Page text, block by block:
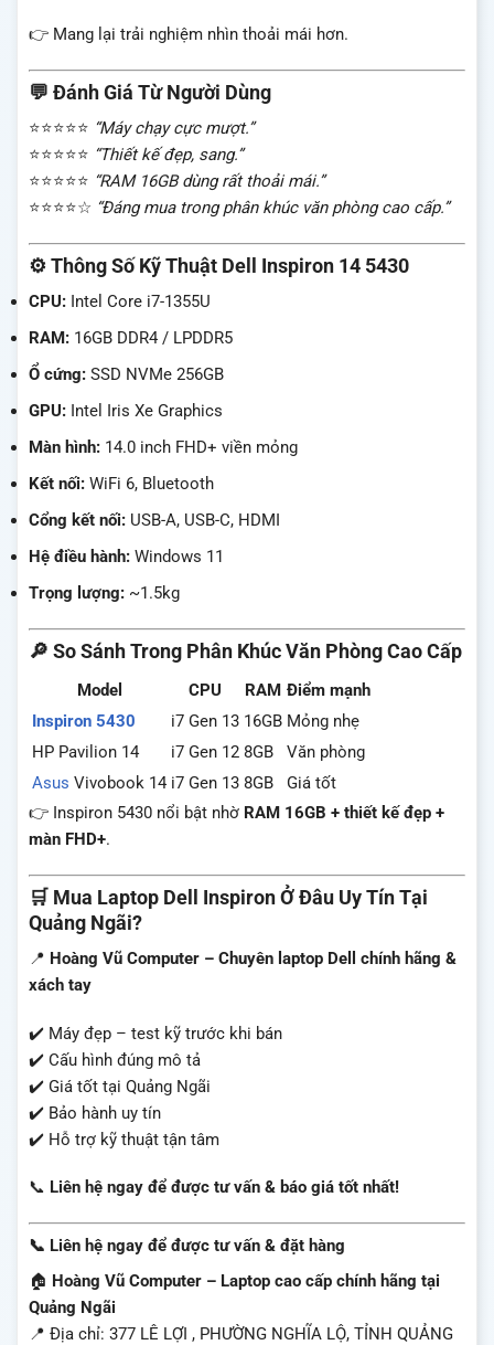
👉 Mang lại trải nghiệm nhìn thoải mái hơn.
💬 Đánh Giá Từ Người Dùng
⭐⭐⭐⭐⭐ “Máy chạy cực mượt.”
⭐⭐⭐⭐⭐ “Thiết kế đẹp, sang.”
⭐⭐⭐⭐⭐ “RAM 16GB dùng rất thoải mái.”
⭐⭐⭐⭐☆ “Đáng mua trong phân khúc văn phòng cao cấp.”
⚙️ Thông Số Kỹ Thuật Dell Inspiron 14 5430
CPU: Intel Core i7-1355U
RAM: 16GB DDR4 / LPDDR5
Ổ cứng: SSD NVMe 256GB
GPU: Intel Iris Xe Graphics
Màn hình: 14.0 inch FHD+ viền mỏng
Kết nối: WiFi 6, Bluetooth
Cổng kết nối: USB-A, USB-C, HDMI
Hệ điều hành: Windows 11
Trọng lượng: ~1.5kg
🔎 So Sánh Trong Phân Khúc Văn Phòng Cao Cấp
Model CPU RAM Điểm mạnh
Inspiron 5430
i7 Gen 13 16GB Mỏng nhẹ
HP Pavilion 14
i7 Gen 12 8GB
Văn phòng
Asus Vivobook 14 i7 Gen 13 8GB
Giá tốt
👉 Inspiron 5430 nổi bật nhờ RAM 16GB + thiết kế đẹp +
màn FHD+.
🛒 Mua Laptop Dell Inspiron Ở Đâu Uy Tín Tại
Quảng Ngãi?
📍 Hoàng Vũ Computer – Chuyên laptop Dell chính hãng &
xách tay
✔️ Máy đẹp – test kỹ trước khi bán
✔️ Cấu hình đúng mô tả
✔️ Giá tốt tại Quảng Ngãi
✔️ Bảo hành uy tín
✔️ Hỗ trợ kỹ thuật tận tâm
📞 Liên hệ ngay để được tư vấn & báo giá tốt nhất!
📞 Liên hệ ngay để được tư vấn & đặt hàng
🏠 Hoàng Vũ Computer – Laptop cao cấp chính hãng tại
Quảng Ngãi
📍 Địa chỉ: 377 LÊ LỢI , PHƯỜNG NGHĨA LỘ, TỈNH QUẢNG